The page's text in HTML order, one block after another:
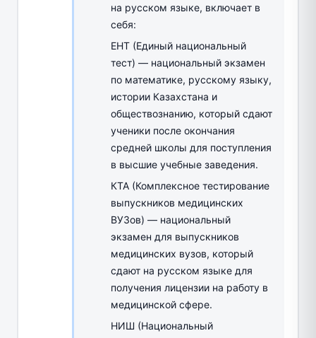
на русском языке, включает в
себя:
ЕНТ (Единый национальный
тест) — национальный экзамен
по математике, русскому языку,
истории Казахстана и
обществознанию, который сдают
ученики после окончания
средней школы для поступления
в высшие учебные заведения.
КТА (Комплексное тестирование
выпускников медицинских
ВУЗов) — национальный
экзамен для выпускников
медицинских вузов, который
сдают на русском языке для
получения лицензии на работу в
медицинской сфере.
НИШ (Национальный